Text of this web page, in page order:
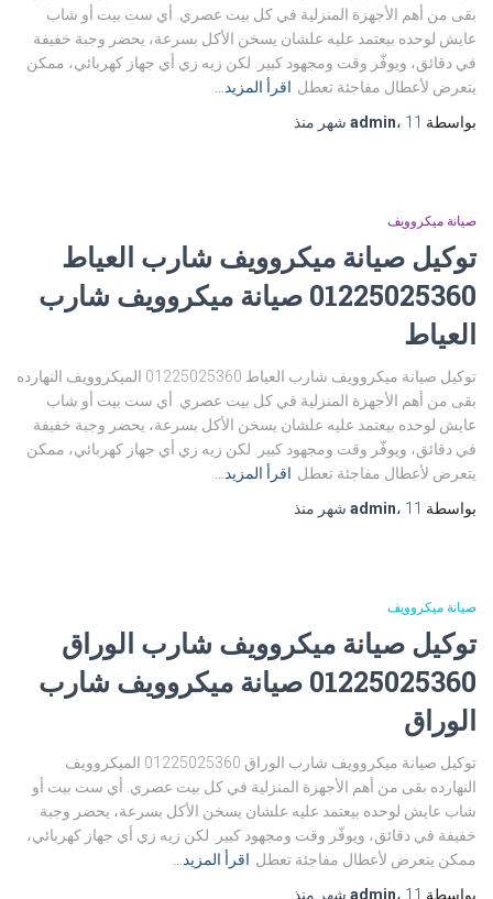
بقى من أهم الأجهزة المنزلية في كل بيت عصري. أي ست بيت أو شاب
عايش لوحده بيعتمد عليه علشان يسخن الأكل بسرعة، يحضر وجبة خفيفة
في دقائق، ويوفّر وقت ومجهود كبير. لكن زيه زي أي جهاز كهربائي، ممكن
يتعرض لأعطال مفاجئة تعطل اقرأ المزيد…
بواسطة
admin، 11 شهر منذ
صيانة ميكروويف
توكيل صيانة ميكروويف شارب العياط
01225025360 صيانة ميكروويف شارب
العياط
توكيل صيانة ميكروويف شارب العياط 01225025360 الميكروويف النهارده
بقى من أهم الأجهزة المنزلية في كل بيت عصري. أي ست بيت أو شاب
عايش لوحده بيعتمد عليه علشان يسخن الأكل بسرعة، يحضر وجبة خفيفة
في دقائق، ويوفّر وقت ومجهود كبير. لكن زيه زي أي جهاز كهربائي، ممكن
يتعرض لأعطال مفاجئة تعطل اقرأ المزيد…
بواسطة
admin، 11 شهر منذ
صيانة ميكروويف
توكيل صيانة ميكروويف شارب الوراق
01225025360 صيانة ميكروويف شارب
الوراق
توكيل صيانة ميكروويف شارب الوراق 01225025360 الميكروويف
النهارده بقى من أهم الأجهزة المنزلية في كل بيت عصري. أي ست بيت أو
شاب عايش لوحده بيعتمد عليه علشان يسخن الأكل بسرعة، يحضر وجبة
خفيفة في دقائق، ويوفّر وقت ومجهود كبير. لكن زيه زي أي جهاز كهربائي،
ممكن يتعرض لأعطال مفاجئة تعطل اقرأ المزيد…
بواسطة
admin، 11 شهر منذ